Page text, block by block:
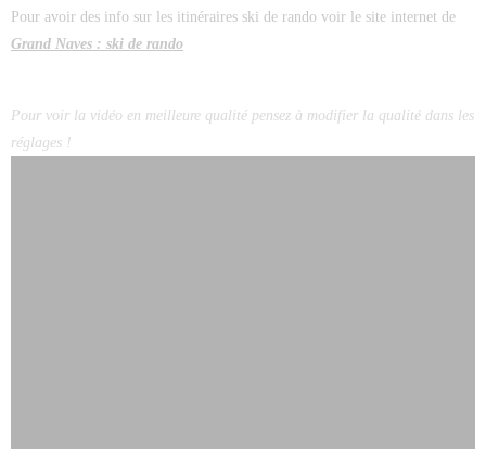
Pour avoir des info sur les itinéraires ski de rando voir le site internet de
Grand Naves : ski de rando
Pour voir la vidéo en meilleure qualité pensez à modifier la qualité dans les
réglages !